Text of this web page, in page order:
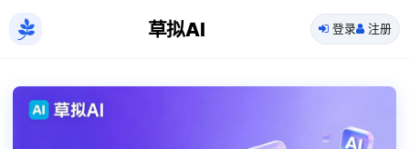
草拟AI 登录 注册